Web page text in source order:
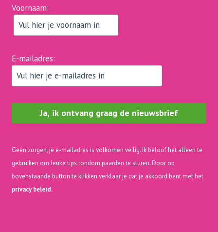
Voornaam:
E-mailadres:
Geen zorgen, je e-mailadres is volkomen veilig. Ik beloof het alleen te
gebruiken om leuke tips rondom paarden te sturen. Door op
bovenstaande button te klikken verklaar je dat je akkoord bent met het
privacy beleid.